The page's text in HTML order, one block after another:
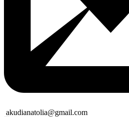
akudianatolia@gmail.com